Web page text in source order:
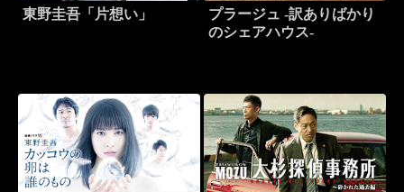
東野圭吾「片想い」
プラージュ -訳ありばかり
のシェアハウス-